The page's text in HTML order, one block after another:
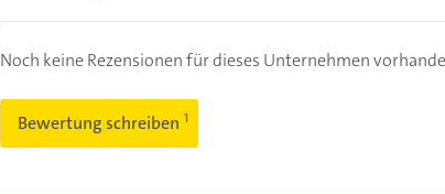
Noch keine Rezensionen für dieses Unternehmen
Bewertung schreiben